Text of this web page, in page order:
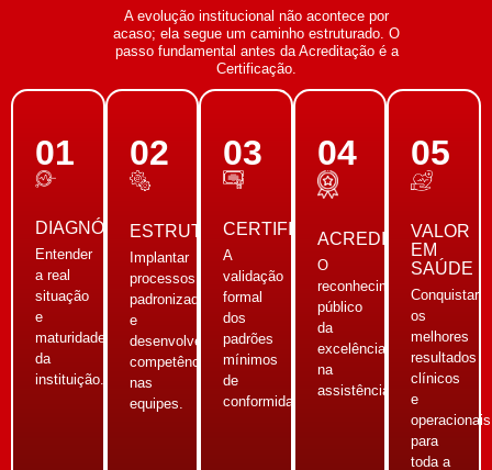
A evolução institucional não acontece por
acaso; ela segue um caminho estruturado. O
passo fundamental antes da Acreditação é a
Certificação.
01
DIAGNÓSTICO
Entender
a real
situação
e
maturidade
da
instituição.
02
ESTRUTURAÇÃO
Implantar
processos
padronizados
e
desenvolver
competências
nas
equipes.
03
CERTIFICAÇÃO
A
validação
formal
dos
padrões
mínimos
de
conformidade.
04
ACREDITAÇÃO
O
reconhecimento
público
da
excelência
na
assistência.
05
VALOR
EM
SAÚDE
Conquistar
os
melhores
resultados
clínicos
e
operacionais
para
toda a